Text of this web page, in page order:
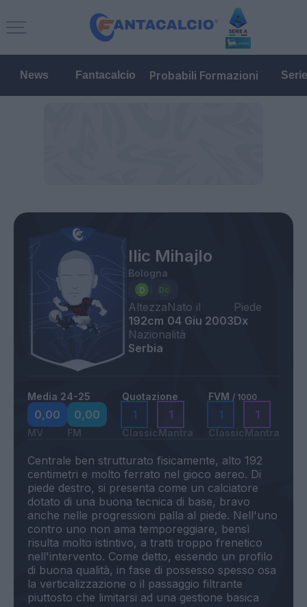
News Fantacalcio Probabili Formazioni
Ilic Mihajlo
Bologna
Altezza
192cm
Nato il
04 Giu 2003
Piede
Dx
Nazionalità
Serbia
Media 24-25
0,00
MV
0,00
FM
Quotazione
1
Classic
1
Mantra
FVM / 1000
1
Classic
1
Mantra
Centrale ben strutturato fisicamente, alto 192
centimetri e molto ferrato nel gioco aereo. Di
piede destro, si presenta come un calciatore
dotato di una buona tecnica di base, bravo
anche nelle progressioni palla al piede. Nell'uno
contro uno non ama temporeggiare, bensì
risulta molto istintivo, a tratti troppo frenetico
nell'intervento. Come detto, essendo un profilo
di buona qualità, in fase di possesso spesso osa
la verticalizzazione o il passaggio filtrante
piuttosto che limitarsi ad una gestione basica